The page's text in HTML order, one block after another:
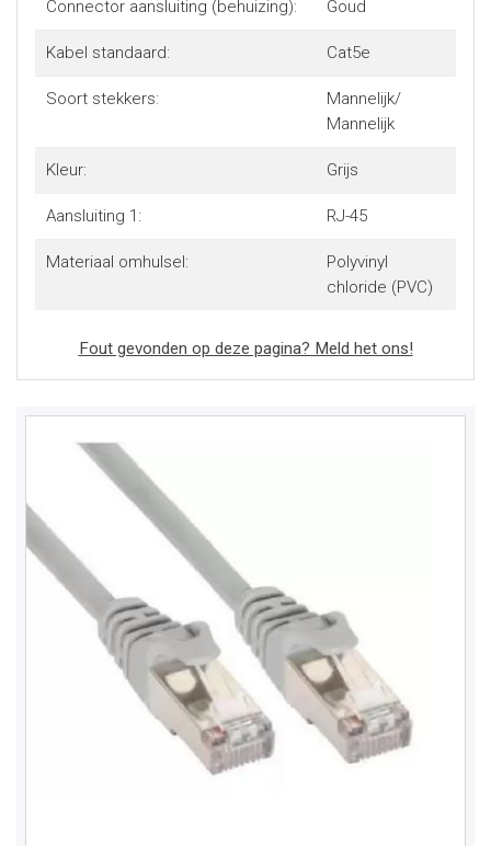
Connector aansluiting (behuizing): Goud
Kabel standaard: Cat5e
Soort stekkers:
Mannelijk/
Mannelijk
Kleur: Grijs
Aansluiting 1: RJ-45
Materiaal omhulsel:
Polyvinyl
chloride (PVC)
Fout gevonden op deze pagina? Meld het ons!